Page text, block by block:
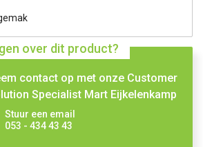
over dit product?
contact op met onze Customer
Specialist Mart Eijkelenkamp
Stuur een email
053 - 434 43 43